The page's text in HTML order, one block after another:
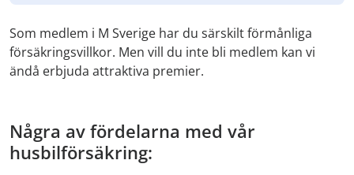
Som medlem i M Sverige har du särskilt förmånliga
försäkringsvillkor. Men vill du inte bli medlem kan vi
ändå erbjuda attraktiva premier.
Några av fördelarna med vår
husbilförsäkring: